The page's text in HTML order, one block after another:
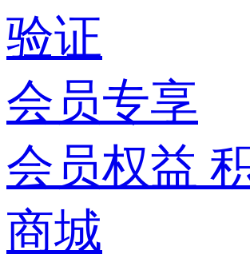
验证
会员专享
会员权益
商城